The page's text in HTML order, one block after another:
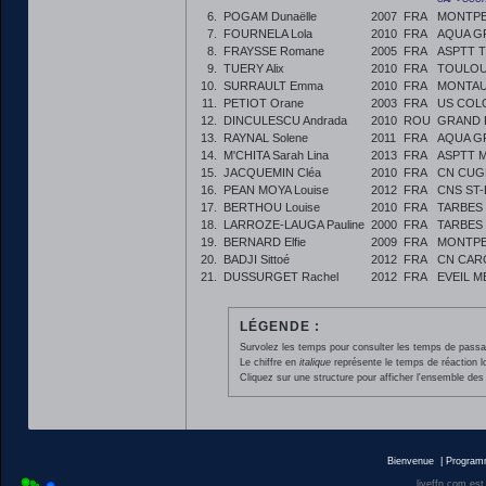
6. POGAM Dunaëlle 2007 FRA
7.
FOURNELA Lola 2010 FRA
AQUA
8.
FRAYSSE Romane 2005 FRA
ASPTT
9.
TUERY Alix 2010 FRA
10.
SURRAULT Emma 2010 FRA
11.
PETIOT Orane 2003 FRA
US
12.
DINCULESCU Andrada 2010 ROU GRAND
13.
RAYNAL Solene 2011 FRA
AQUA
14.
M'CHITA Sarah Lina 2013 FRA
ASPTT
15.
JACQUEMIN Cléa 2010 FRA
CN
16.
PEAN MOYA Louise 2012 FRA
CNS
17.
BERTHOU Louise 2010 FRA
18.
LARROZE-LAUGA Pauline 2000 FRA
TARBES
19.
BERNARD Elfie 2009 FRA
20.
BADJI Sittoé 2012 FRA
CN
21.
DUSSURGET Rachel 2012 FRA EVEIL
LÉGENDE :
Survolez les temps pour consulter les temps de
Le chiffre en italiquereprésente le temps de réaction
Cliquez sur une structure pour afficher l'ensemble
Bienvenue
liveffn.com